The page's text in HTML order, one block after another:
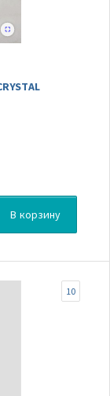
В корзину
10